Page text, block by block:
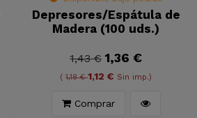
Depresores/Espátula de
Madera (100 uds.)
1,43 € 1,36 €
(1,18 €1,12 € Sin imp.)
Comprar